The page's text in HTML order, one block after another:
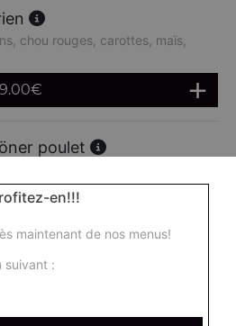
chou rouges, carottes, maïs,
9.00€
poulet
33 cl
boeuf
33 cl
en!!!
maintenant de nos menus!
suivant :